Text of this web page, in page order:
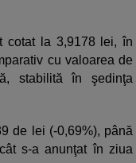
cotat la 3,9178 lei, în
cu valoarea de
stabilită în şedinţa
de lei (-0,69%), până
s-a anunţat în ziua